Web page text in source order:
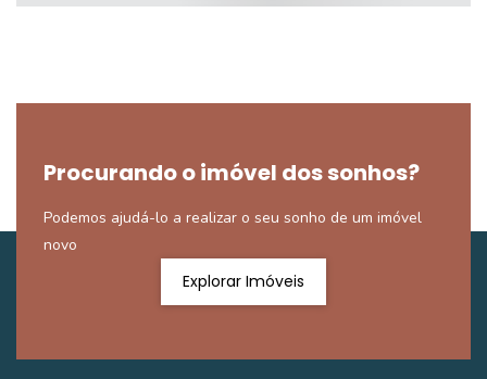
Procurando o imóvel dos sonhos?
Podemos ajudá-lo a realizar o seu sonho de um imóvel
novo
Explorar Imóveis